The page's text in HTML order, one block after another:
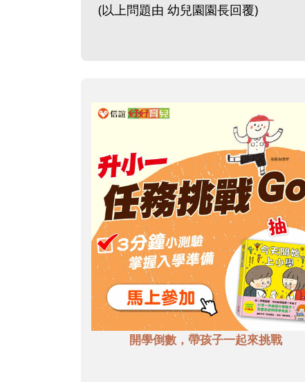
(以上問題由 幼兒園園長回覆)
開學倒數，帶孩子一起來挑戰